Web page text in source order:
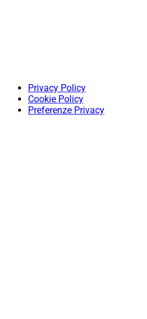
Privacy Policy
Cookie Policy
Preferenze Privacy